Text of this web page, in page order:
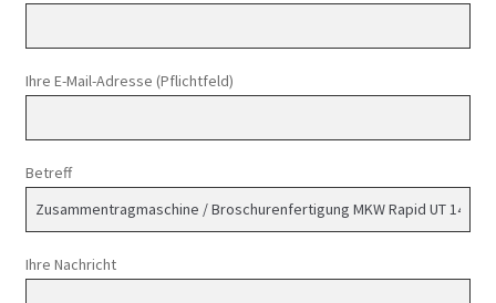
Ihre E-Mail-Adresse (Pflichtfeld)
Betreff
Ihre Nachricht